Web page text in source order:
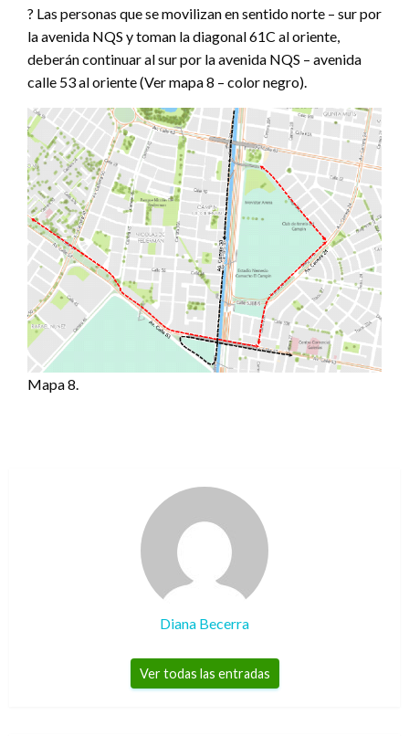
? Las personas que se movilizan en sentido norte – sur por
la avenida NQS y toman la diagonal 61C al oriente,
deberán continuar al sur por la avenida NQS – avenida
calle 53 al oriente (Ver mapa 8 – color negro).
Mapa 8.
Diana Becerra
Ver todas las entradas